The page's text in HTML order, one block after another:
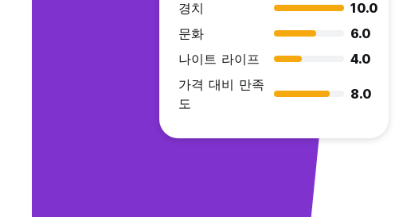
경치
10.0
문화
6.0
나이트 라이프
4.0
가격 대비 만족
도
8.0